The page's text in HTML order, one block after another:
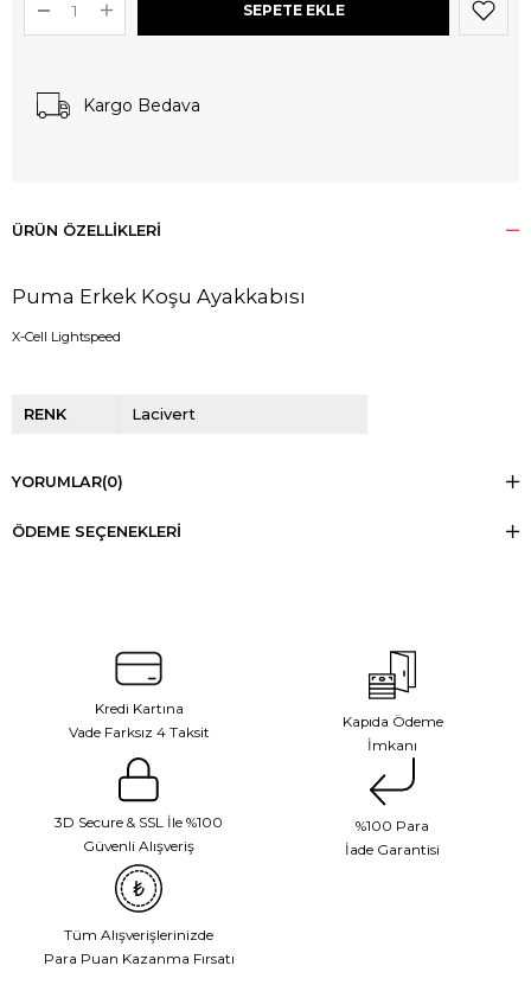
Kargo Bedava
ÜRÜN ÖZELLIKLERI
Puma Erkek Koşu Ayakkabısı
X-Cell Lightspeed
RENK Lacivert
YORUMLAR(0)
ÖDEME SEÇENEKLERI
Kredi Kartına
Vade Farksız 4 Taksit
Kapıda Ödeme
İmkanı
3D Secure & SSL İle %100
Güvenli Alışveriş
%100 Para
İade Garantisi
Tüm Alışverişlerinizde
Para Puan Kazanma Fırsatı